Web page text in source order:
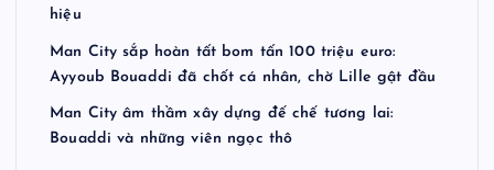
v
i
hiệu
Man City sắp hoàn tất bom tấn 100 triệu euro:
Ayyoub Bouaddi đã chốt cá nhân, chờ Lille gật đầu
Man City âm thầm xây dựng đế chế tương lai:
Bouaddi và những viên ngọc thô